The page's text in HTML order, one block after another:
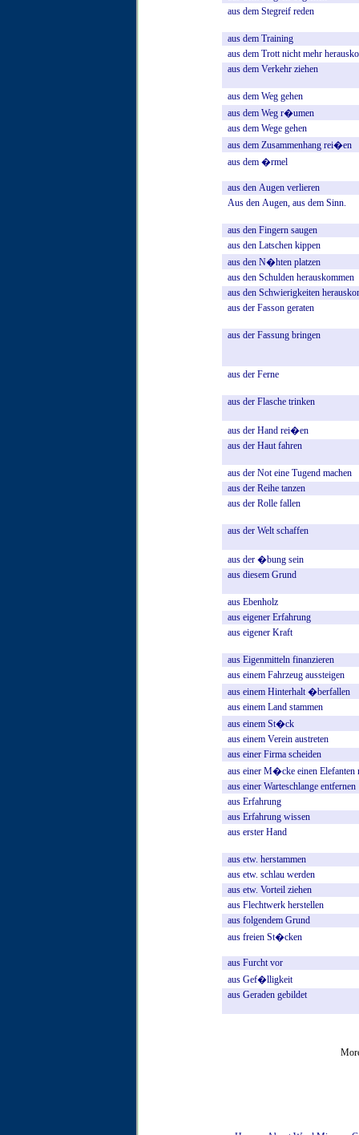
aus dem Stegreif reden
aus dem Training
aus dem Trott nicht mehr
aus dem Verkehr ziehen
aus dem Weg gehen
aus dem Weg r�umen
aus dem Wege gehen
aus dem Zusammenhang rei�en
aus dem �rmel
aus den Augen verlieren
Aus den Augen, aus dem Sinn.
aus den Fingern saugen
aus den Latschen kippen
aus den N�hten platzen
aus den Schulden herauskommen
aus den Schwierigkeiten
aus der Fasson geraten
aus der Fassung bringen
aus der Ferne
aus der Flasche trinken
aus der Hand rei�en
aus der Haut fahren
aus der Not eine Tugend machen
aus der Reihe tanzen
aus der Rolle fallen
aus der Welt schaffen
aus der �bung sein
aus diesem Grund
aus Ebenholz
aus eigener Erfahrung
aus eigener Kraft
aus Eigenmitteln finanzieren
aus einem Fahrzeug aussteigen
aus einem Hinterhalt �berfallen
aus einem Land stammen
aus einem St�ck
aus einem Verein austreten
aus einer Firma scheiden
aus einer M�cke einen Elefanten
aus einer Warteschlange entfernen
aus Erfahrung
aus Erfahrung wissen
aus erster Hand
aus etw. herstammen
aus etw. schlau werden
aus etw. Vorteil ziehen
aus Flechtwerk herstellen
aus folgendem Grund
aus freien St�cken
aus Furcht vor
aus Gef�lligkeit
aus Geraden gebildet